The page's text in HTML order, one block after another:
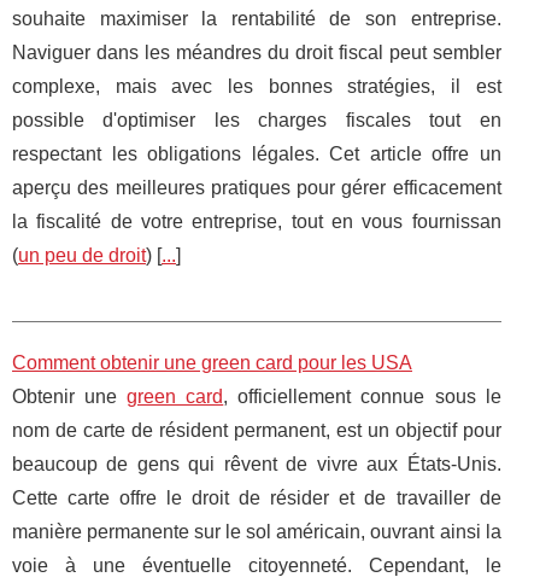
souhaite maximiser la rentabilité de son entreprise.
Naviguer dans les méandres du droit fiscal peut sembler
complexe, mais avec les bonnes stratégies, il est
possible d'optimiser les charges fiscales tout en
respectant les obligations légales. Cet article offre un
aperçu des meilleures pratiques pour gérer efficacement
la fiscalité de votre entreprise, tout en vous fournissan
(un peu de droit) [...]
Comment obtenir une green card pour les USA
Obtenir unegreen card, officiellement connue sous le
nom de carte de résident permanent, est un objectif pour
beaucoup de gens qui rêvent de vivre aux États-Unis.
Cette carte offre le droit de résider et de travailler de
manière permanente sur le sol américain, ouvrant ainsi la
voie à une éventuelle citoyenneté. Cependant, le